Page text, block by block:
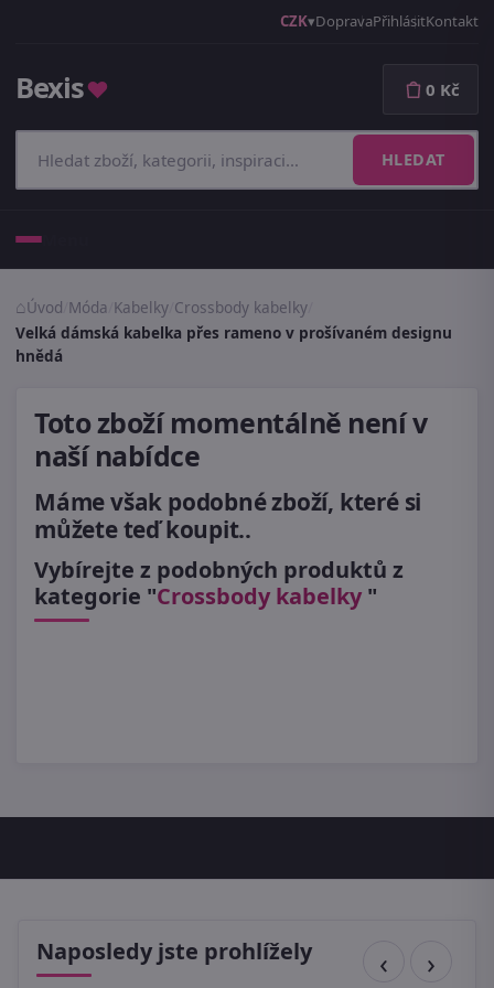
CZK DopravaPřihlásitKontakt
Bexis♥
HLEDAT
0 Kč
Úvod Móda Kabelky Crossbody kabelky
Velká dámská kabelka přes rameno v prošívaném designu
hnědá
Toto zboží momentálně není v
naší nabídce
Máme však podobné zboží, které si
můžete teď koupit..
Vybírejte z podobných produktů z
kategorie "Crossbody kabelky "
Naposledy jste prohlížely